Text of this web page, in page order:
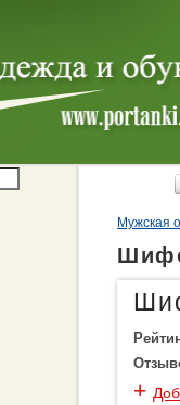
Мужская
+